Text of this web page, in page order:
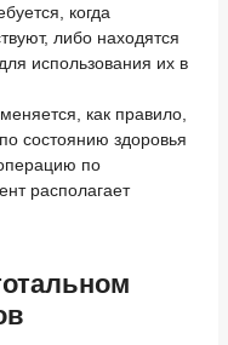
когда
либо находятся
использования их в
как правило,
состоянию здоровья
по
располагает